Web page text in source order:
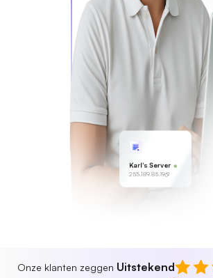
Karl's Server
255.189.85.19
Onze klanten zeggen Uitstekend